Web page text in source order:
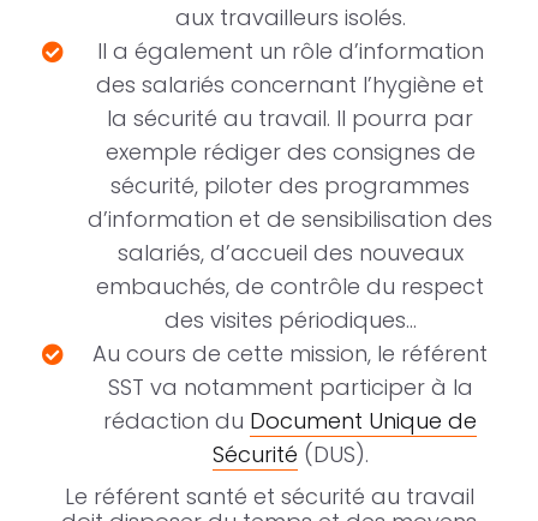
aux travailleurs isolés.
Il a également un rôle d’information
des salariés concernant l’hygiène et
la sécurité au travail. Il pourra par
exemple rédiger des consignes de
sécurité, piloter des programmes
d’information et de sensibilisation des
salariés, d’accueil des nouveaux
embauchés, de contrôle du respect
des visites périodiques…
Au cours de cette mission, le référent
SST va notamment participer à la
rédaction du Document Unique de
Sécurité (DUS).
Le référent santé et sécurité au travail